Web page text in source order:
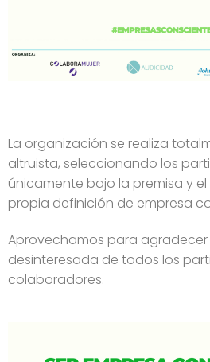
La organización se realiza
altruista, seleccionando los
únicamente bajo la premisa y
propia definición de empresa
Aprovechamos para
desinteresada de todos los
colaboradores.